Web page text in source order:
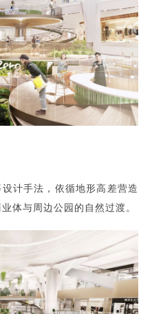
计手法，依循地形高差营造
体与周边公园的自然过渡。